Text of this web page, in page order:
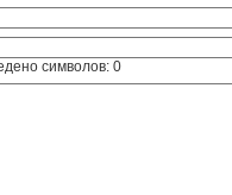
символов: 0